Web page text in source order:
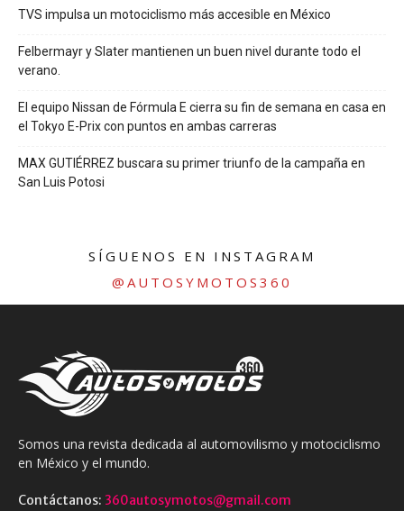
TVS impulsa un motociclismo más accesible en México
Felbermayr y Slater mantienen un buen nivel durante todo el
verano.
El equipo Nissan de Fórmula E cierra su fin de semana en casa en
el Tokyo E-Prix con puntos en ambas carreras
MAX GUTIÉRREZ buscara su primer triunfo de la campaña en
San Luis Potosi
SÍGUENOS EN INSTAGRAM
@AUTOSYMOTOS360
Somos una revista dedicada al automovilismo y motociclismo
en México y el mundo.
Contáctanos: 360autosymotos@gmail.com